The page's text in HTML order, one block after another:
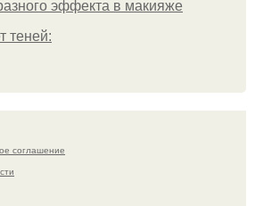
эффекта в макияже
теней:
соглашение